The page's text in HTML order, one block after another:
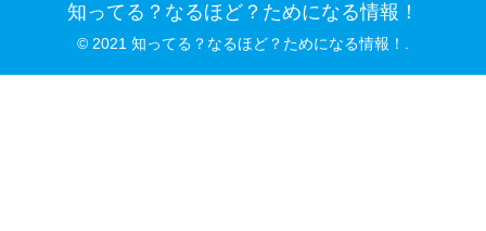
知ってる？なるほど？ためになる情報！
© 2021 知ってる？なるほど？ためになる情報！.